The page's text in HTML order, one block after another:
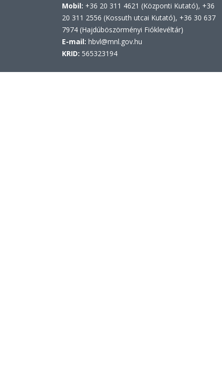
Mobil: +36 20 311 4621 (Központi Kutató), +36
20 311 2556 (Kossuth utcai Kutató), +36 30 637
7974 (Hajdúböszörményi Fióklevéltár)
E-mail: hbvl@mnl.gov.hu
KRID: 565323194